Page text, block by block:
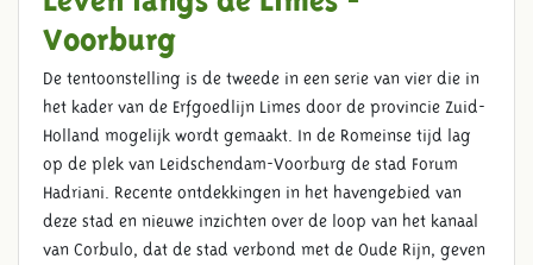
Voorburg
De tentoonstelling is de tweede in een serie van vier die in
het kader van de Erfgoedlijn Limes door de provincie Zuid-
Holland mogelijk wordt gemaakt. In de Romeinse tijd lag
op de plek van Leidschendam-Voorburg de stad Forum
Hadriani. Recente ontdekkingen in het havengebied van
deze stad en nieuwe inzichten over de loop van het kanaal
van Corbulo, dat de stad verbond met de Oude Rijn, geven